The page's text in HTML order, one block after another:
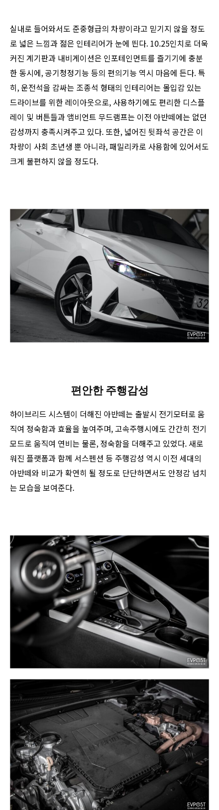
실내로 들어와서도 준중형급의 차량이라고 믿기지 않을 정도
로 넓은 느낌과 젊은 인테리어가 눈에 띈다. 10.25인치로 더욱
커진 계기판과 내비게이션은 인포테인먼트를 즐기기에 충분
한 동시에, 공기청정기능 등의 편의기능 역시 마음에 든다. 특
히, 운전석을 감싸는 조종석 형태의 인테리어는 몰입감 있는
드라이브를 위한 레이아웃으로, 사용하기에도 편리한 디스플
레이 및 버튼들과 앰비언트 무드램프는 이전 아반떼에는 없던
감성까지 충족시켜주고 있다. 또한, 넓어진 뒷좌석 공간은 이
차량이 사회 초년생 뿐 아니라, 패밀리카로 사용함에 있어서도
크게 불편하지 않을 정도다.
편안한 주행감성
하이브리드 시스템이 더해진 아반떼는 출발시 전기모터로 움
직여 정숙함과 효율을 높여주며, 고속주행시에도 간간히 전기
모드로 움직여 연비는 물론, 정숙함을 더해주고 있었다. 새로
워진 플랫폼과 함께 서스펜션 등 주행감성 역시 이전 세대의
아반떼와 비교가 확연히 될 정도로 단단하면서도 안정감 넘치
는 모습을 보여준다.